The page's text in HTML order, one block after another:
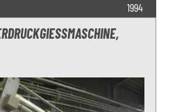
1994
G